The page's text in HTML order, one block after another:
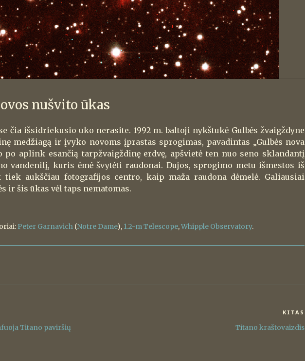
nušvito ūkas
čia išsidriekusio ūko nerasite. 1992 m. baltoji nykštukė Gulbės žvaigždyne
medžiagą ir įvyko novoms įprastas sprogimas, pavadintas „Gulbės nova
po aplink esančią tarpžvaigždinę erdvę, apšvietė ten nuo seno sklandantį
vandenilį, kuris ėmė švytėti raudonai. Dujos, sprogimo metu išmestos iš
tiek aukščiau fotografijos centro, kaip maža raudona dėmelė. Galiausiai
ir šis ūkas vėl taps nematomas.
Peter Garnavich (Notre Dame), 1.2-m Telescope,Whipple Observatory.
Titano paviršių
KITAS
Titano kraštovaizdis